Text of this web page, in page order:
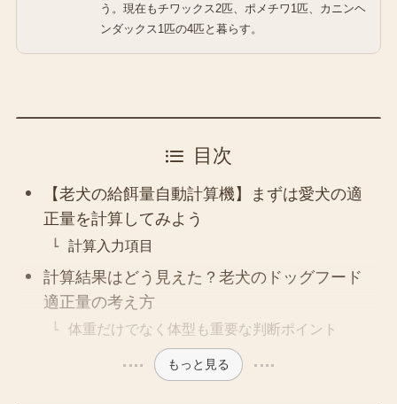
う。現在もチワックス2匹、ポメチワ1匹、カニンヘ
ンダックス1匹の4匹と暮らす。
目次
【老犬の給餌量自動計算機】まずは愛犬の適
正量を計算してみよう
計算入力項目
計算結果はどう見えた？老犬のドッグフード
適正量の考え方
体重だけでなく体型も重要な判断ポイント
もっと見る